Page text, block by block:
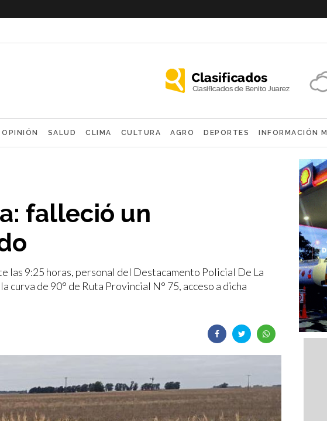
OPINIÓN SALUD CLIMA CULTURA AGRO DEPORTES INFORMACIÓN
falleció un
las 9:25 horas, personal del Destacamento Policial De La
de 90° de Ruta Provincial N° 75, acceso a dicha